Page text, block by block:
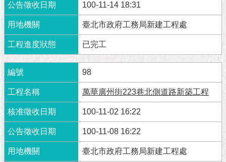
100-11-14 18:31
臺北市政府工務局新建工程處
已完工
98
萬華廣州街223巷北側道路新築工程
100-11-02 16:22
100-11-08 16:22
臺北市政府工務局新建工程處